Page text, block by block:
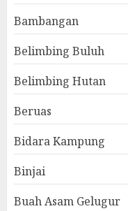
Bambangan
Belimbing Buluh
Belimbing Hutan
Beruas
Bidara Kampung
Binjai
Buah Asam Gelugur